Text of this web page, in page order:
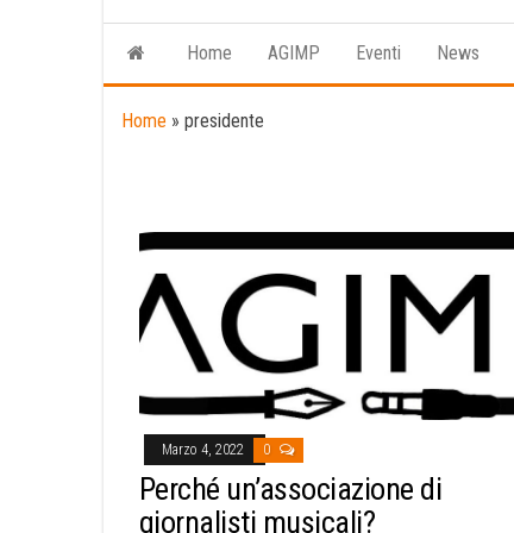
Home AGIMP Eventi News
Home » presidente
Marzo 4, 2022 0
Perché un’associazione di
giornalisti musicali?